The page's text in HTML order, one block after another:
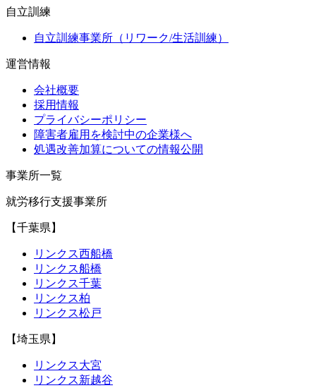
自立訓練
自立訓練事業所（リワーク/生活訓練）
運営情報
会社概要
採用情報
プライバシーポリシー
障害者雇用を検討中の企業様へ
処遇改善加算についての情報公開
事業所一覧
就労移行支援事業所
【千葉県】
リンクス西船橋
リンクス船橋
リンクス千葉
リンクス柏
リンクス松戸
【埼玉県】
リンクス大宮
リンクス新越谷